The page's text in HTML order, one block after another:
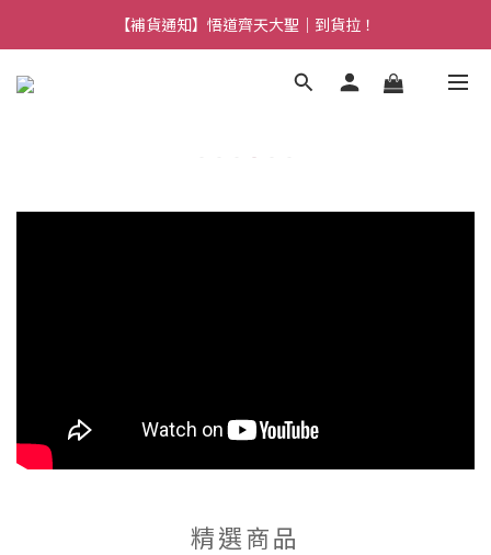
【熱門】馬上有系列！四種寶物幫你財運「轉」進來
【補貨通知】悟道齊天大聖｜到貨拉！
【熱門】馬上有系列！四種寶物幫你財運「轉」進來
精選商品